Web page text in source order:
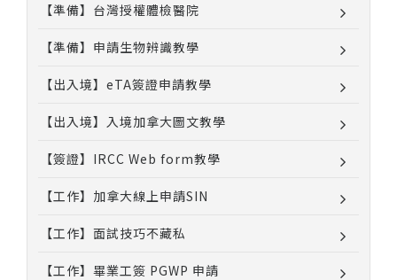
【準備】台灣授權體檢醫院
【準備】申請生物辨識教學
【出入境】eTA簽證申請教學
【出入境】入境加拿大圖文教學
【簽證】IRCC Web form教學
【工作】加拿大線上申請SIN
【工作】面試技巧不藏私
【工作】畢業工簽 PGWP 申請